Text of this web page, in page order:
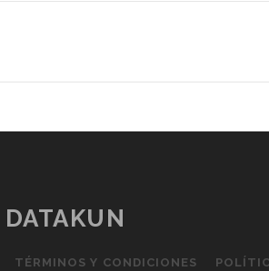
DATAKUN
TÉRMINOS Y CONDICIONES